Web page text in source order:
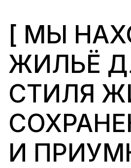
[ МЫ
ЖИЛЬЁ
СТИЛЯ
И